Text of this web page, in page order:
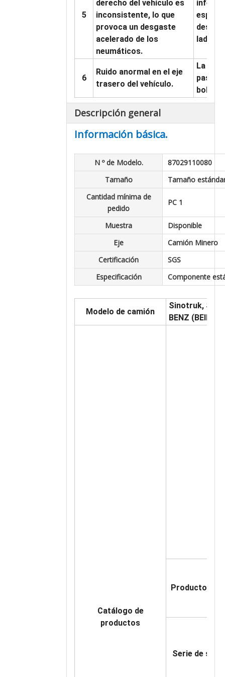
5
derecho del vehículo es
inconsistente, lo que
provoca un desgaste
acelerado de los
neumáticos.
lado.
6
Ruido anormal en el eje
trasero del vehículo.
La
bola
Descripción general
Información básica.
N º de Modelo.
87029110080
Tamaño
Tamaño
Cantidad mínima de
pedido
PC 1
Muestra
Disponible
Eje
Camión Minero
Certificación
SGS
Especificación
Componente
Modelo de camión
Sinotruk,
BENZ
Catálogo de
productos
Productos
Serie de